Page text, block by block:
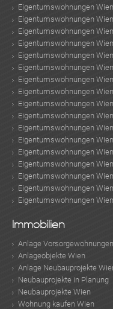
ok am
Eigentumswohnungen
Eigentumswohnungen
Eigentumswohnungen
Eigentumswohnungen
Eigentumswohnungen
Eigentumswohnungen
Eigentumswohnungen
Eigentumswohnungen
Eigentumswohnungen
Eigentumswohnungen
Eigentumswohnungen
Eigentumswohnungen
Eigentumswohnungen
Eigentumswohnungen
Eigentumswohnungen
Eigentumswohnungen
Eigentumswohnungen
Immobilien
Anlage
Anlageobjekte Wien
Anlage Neubauprojekte
Neubauprojekte in Planung
Neubauprojekte Wien
Wohnung kaufen Wien